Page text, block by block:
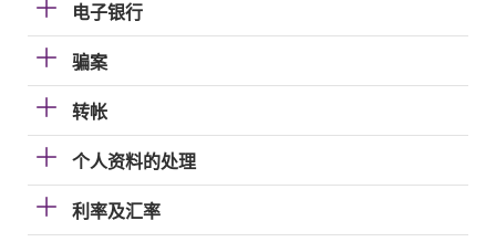
电子银行
骗案
转帐
个人资料的处理
利率及汇率